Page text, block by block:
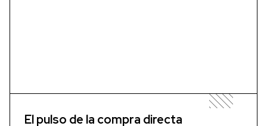
El pulso de la compra directa